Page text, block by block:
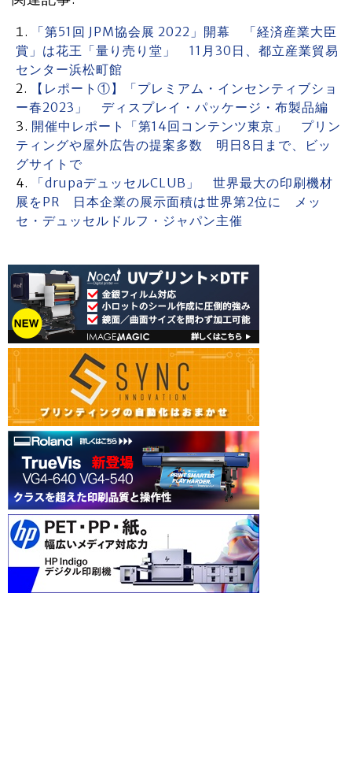
「第51回 JPM協会展 2022」開幕 「経済産業大臣
賞」は花王「量り売り堂」 11月30日、都立産業貿易
センター浜松町館
【レポート①】「プレミアム・インセンティブショ
ー春2023」 ディスプレイ・パッケージ・布製品編
開催中レポート「第14回コンテンツ東京」 プリン
ティングや屋外広告の提案多数 明日8日まで、ビッ
グサイトで
「drupaデュッセルCLUB」 世界最大の印刷機材
展をPR 日本企業の展示面積は世界第2位に メッ
セ・デュッセルドルフ・ジャパン主催